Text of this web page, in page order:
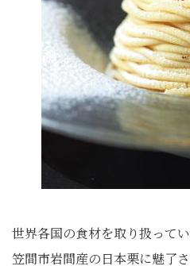
世界各国の食材を取り扱って
笠間市岩間産の日本栗に魅了